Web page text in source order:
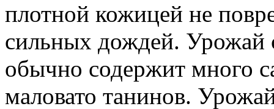
плотной кожицей не
сильных дождей. Урожай
обычно содержит много
маловато танинов.